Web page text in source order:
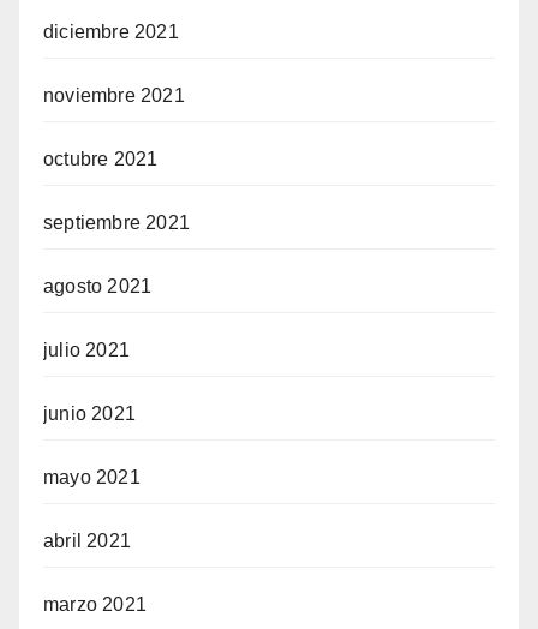
diciembre 2021
noviembre 2021
octubre 2021
septiembre 2021
agosto 2021
julio 2021
junio 2021
mayo 2021
abril 2021
marzo 2021